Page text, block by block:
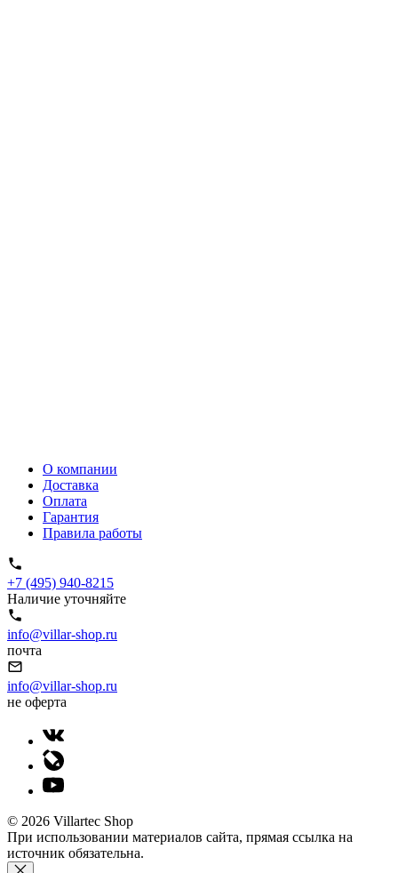
О компании
Доставка
Оплата
Гарантия
Правила работы
+7 (495) 940-8215
Наличие уточняйте
info@villar-shop.ru
почта
info@villar-shop.ru
не оферта
© 2026 Villartec Shop
При использовании материалов сайта, прямая ссылка на
источник обязательна.